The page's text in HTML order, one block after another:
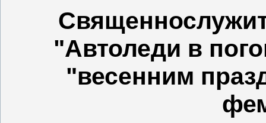
"Автоледи в
"весенним